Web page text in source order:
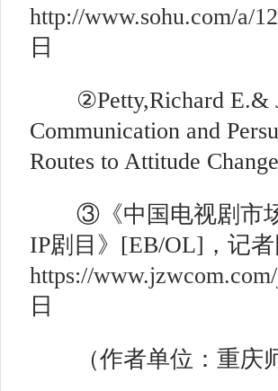
http://www.sohu.com/a/
日
②Petty,Richard E.&
Communication and
Routes to Attitude
③《中国电视剧市场
IP剧目》[EB/OL]，记者
https://
日
（作者单位：重庆